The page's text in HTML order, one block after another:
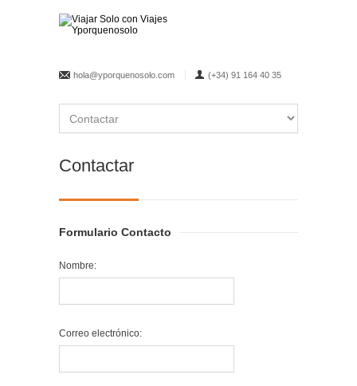
hola@yporquenosolo.com (+34) 91 164 40 35
Contactar
Formulario Contacto
Nombre:
Correo electrónico: